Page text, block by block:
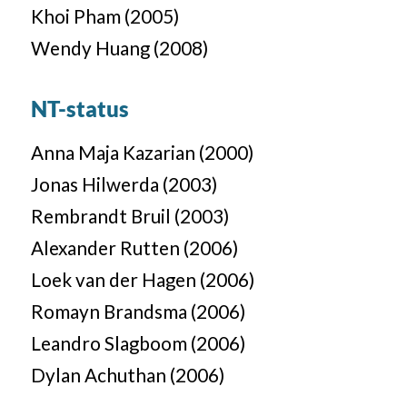
Khoi Pham (2005)
Wendy Huang (2008)
NT-status
Anna Maja Kazarian (2000)
Jonas Hilwerda (2003)
Rembrandt Bruil (2003)
Alexander Rutten (2006)
Loek van der Hagen (2006)
Romayn Brandsma (2006)
Leandro Slagboom (2006)
Dylan Achuthan (2006)